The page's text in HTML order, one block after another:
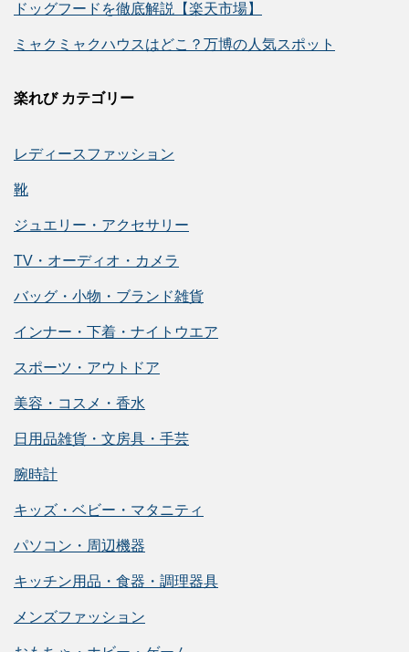
ドッグフードを徹底解説【楽天市場】
ミャクミャクハウスはどこ？万博の人気スポット
楽れび カテゴリー
レディースファッション
靴
ジュエリー・アクセサリー
TV・オーディオ・カメラ
バッグ・小物・ブランド雑貨
インナー・下着・ナイトウエア
スポーツ・アウトドア
美容・コスメ・香水
日用品雑貨・文房具・手芸
腕時計
キッズ・ベビー・マタニティ
パソコン・周辺機器
キッチン用品・食器・調理器具
メンズファッション